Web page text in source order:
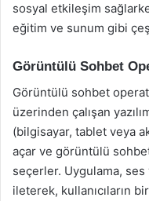
sosyal etkileşim
eğitim ve sunum gibi
Görüntülü Sohbet
Görüntülü sohbet
üzerinden çalışan
(bilgisayar, tablet veya
açar ve görüntülü
seçerler. Uygulama,
ileterek, kullanıcıların